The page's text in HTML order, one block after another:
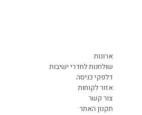
ארונות
שולחנות לחדרי ישיבות
דלפקי כניסה
אזור לקוחות
צור קשר
תקנון האתר